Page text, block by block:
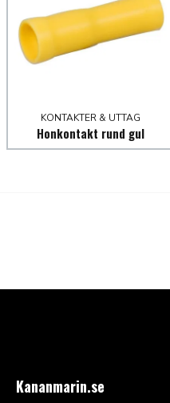
KONTAKTER & UTTAG
Honkontakt rund gul
Kananmarin.se